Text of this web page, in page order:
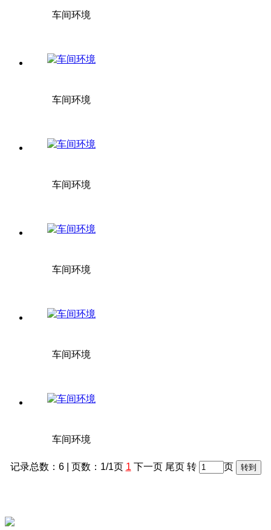
车间环境
车间环境
车间环境
车间环境
车间环境
车间环境
记录总数：6 | 页数：1/1页 1 下一页 尾页 转 页